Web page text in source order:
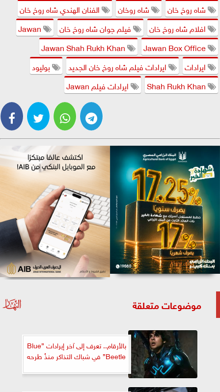
شاه روخ خان شاه روخان
الفنان الهندي شاه روخ خان
افلام شاه روخ خان
فيلم جوان شاه روخ خان
ايرادات
ايرادات فيلم شاه روخ خان الجديد
بوليود
ايرادات فيلم Jawan
موضوعات متعلقة
بالأرقام.. تعرف إلى آخر إيرادات ”Blue
Beetle” في شباك التذاكر منذُ طرحه